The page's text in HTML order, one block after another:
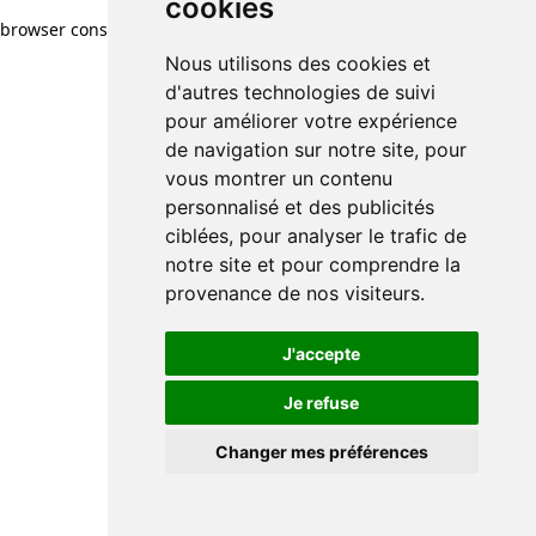
cookies
Nous utilisons des cookies et
d'autres technologies de suivi
pour améliorer votre expérience
de navigation sur notre site, pour
vous montrer un contenu
personnalisé et des publicités
ciblées, pour analyser le trafic de
notre site et pour comprendre la
provenance de nos visiteurs.
J'accepte
Je refuse
Changer mes préférences
browser console for more information)